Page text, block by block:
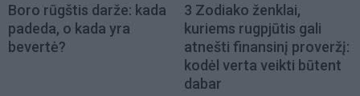
Boro rūgštis darže: kada
padeda, o kada yra
bevertė?
3 Zodiako ženklai,
kuriems rugpjūtis gali
atnešti finansinį proveržį:
kodėl verta veikti būtent
dabar